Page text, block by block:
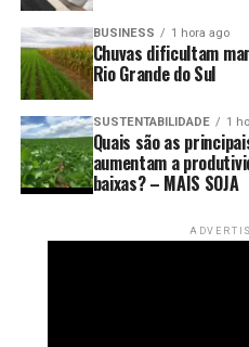
O Imea também aponta que
reduziu a rentabilidade da
julho. A cotação média da
valor registrado em 2026 até
9,49% frente a junho e de
Como consequência, a
caiu 20,52% em relação ao
farelo e do óleo tenham
BUSINESS 1 hora ago
Chuvas dificultam
Rio Grande do Sul
SUSTENTABILIDADE 1
Quais são as
aumentam a
baixas? – MAIS SOJA